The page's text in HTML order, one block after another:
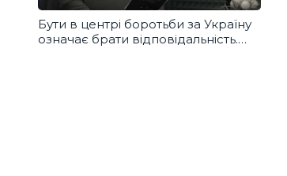
Бути в центрі боротьби за Україну
означає брати відповідальність.